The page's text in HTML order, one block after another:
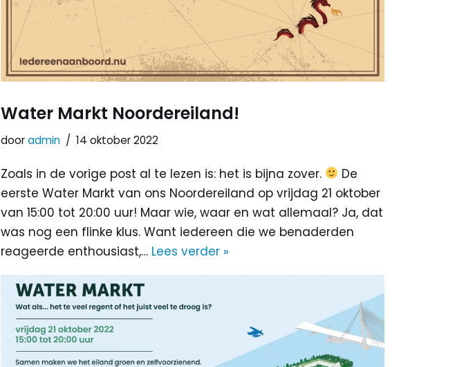
Water Markt Noordereiland!
dooradmin 14 oktober 2022
Zoals in de vorige post al te lezen is: het is bijna zover.
De
eerste Water Markt van ons Noordereiland op vrijdag 21 oktober
van 15:00 tot 20:00 uur! Maar wie, waar en wat allemaal? Ja, dat
was nog een flinke klus. Want iedereen die we benaderden
reageerde enthousiast,… Lees verder »